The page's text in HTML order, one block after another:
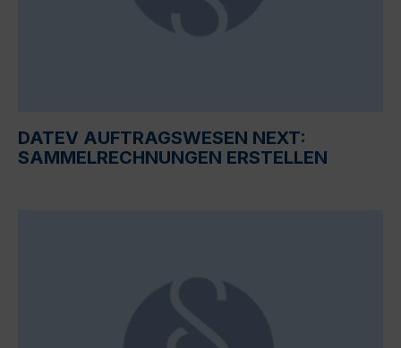
DATEV AUFTRAGSWESEN NEXT:
SAMMELRECHNUNGEN ERSTELLEN